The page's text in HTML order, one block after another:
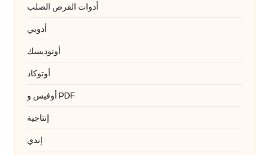
أدوات القرص الصلب
أدوبي
أوتوديسك
أوتوكاد
أوفيس و PDF
إنتاجية
إندي